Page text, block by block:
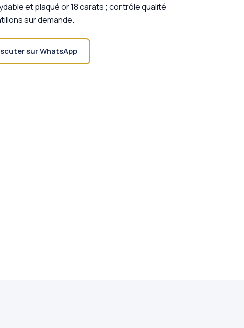
et plaqué or 18 carats ; contrôle qualité
sur demande.
sur WhatsApp